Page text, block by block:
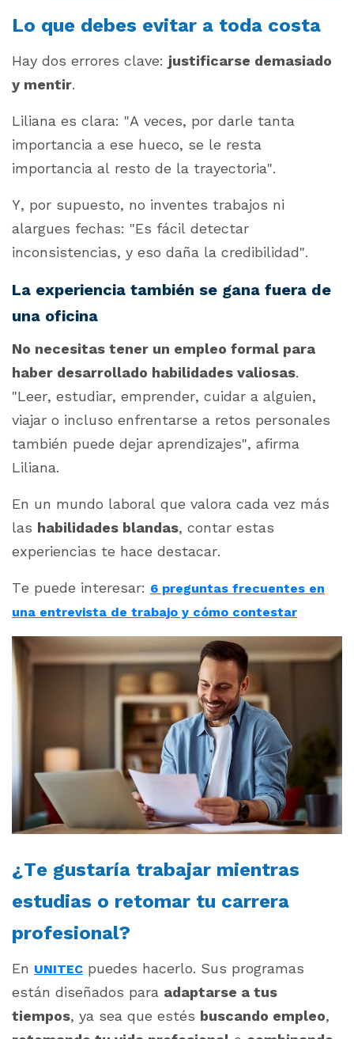
Lo que debes evitar a toda costa
Hay dos errores clave: justificarse demasiado
y mentir.
Liliana es clara: "A veces, por darle tanta
importancia a ese hueco, se le resta
importancia al resto de la trayectoria".
Y, por supuesto, no inventes trabajos ni
alargues fechas: "Es fácil detectar
inconsistencias, y eso daña la credibilidad".
La experiencia también se gana fuera de
una oficina
No necesitas tener un empleo formal para
haber desarrollado habilidades valiosas.
"Leer, estudiar, emprender, cuidar a alguien,
viajar o incluso enfrentarse a retos personales
también puede dejar aprendizajes", afirma
Liliana.
En un mundo laboral que valora cada vez más
las habilidades blandas, contar estas
experiencias te hace destacar.
Te puede interesar: 6 preguntas frecuentes en
una entrevista de trabajo y cómo contestar
¿Te gustaría trabajar mientras
estudias o retomar tu carrera
profesional?
En UNITEC puedes hacerlo. Sus programas
están diseñados para adaptarse a tus
tiempos, ya sea que estés buscando empleo,